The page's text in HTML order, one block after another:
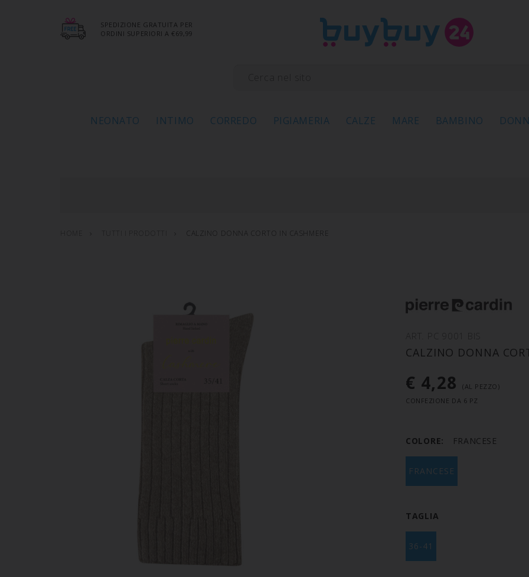
SPEDIZIONE GRATUITA PER
ORDINI SUPERIORI A €69,99
NEONATO INTIMO CORREDO PIGIAMERIA CALZE MARE BAMBINO
CALZINO DONNA CORTO IN CASHMERE
CALZINO DONNA
€ 4,28
(AL PEZZO)
CONFEZIONE DA 6 PZ
COLORE: FRANCESE
FRANCESE
TAGLIA
36-41